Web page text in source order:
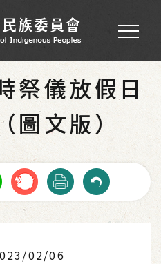
歲時祭儀專區 法規依據
祭儀放假日
圖文版）
02/06